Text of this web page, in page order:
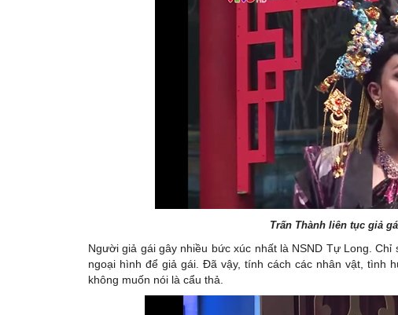
Trấn Thành liên tục giả
Người giả gái gây nhiều bức xúc nhất là NSND Tự Long.
ngoại hình để giả gái. Đã vậy, tính cách các nhân vật, tình
không muốn nói là cẩu thả.